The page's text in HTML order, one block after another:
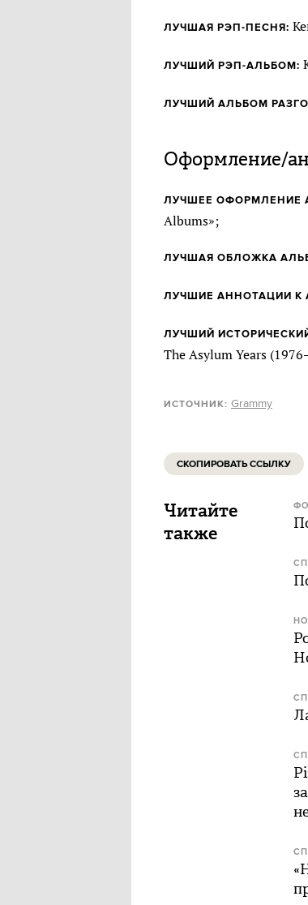
ЛУЧШАЯ РЭП-ПЕСНЯ:
ЛУЧШИЙ РЭП-АЛЬБОМ:
ЛУЧШИЙ АЛЬБОМ
Оформление/
ЛУЧШЕЕ ОФОРМЛЕНИЕ
Albums»;
ЛУЧШАЯ ОБЛОЖКА
ЛУЧШИЕ АННОТАЦИИ К
ЛУЧШИЙ
The Asylum Years
ИСТОЧНИК: Grammy
СКОПИРОВАТЬ ССЫЛКУ
Читайте
также